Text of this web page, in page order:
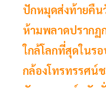
ปักหมุดส่งท้ายคืน
ห้ามพลาดปราก
ใกล้โลกที่สุดในร
กล้องโทรทรรศน์